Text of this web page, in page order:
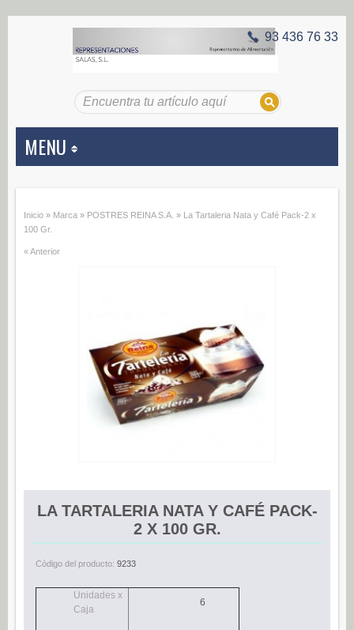
93 436 76 33
MENU
Encurtidos (29)
Ecológico (0)
Espárragos (0)
Boquerones (3)
Sardinillas (15)
CONSERVAS DULCES
Inicio » Marca » POSTRES REINA S.A. » La Tartaleria Nata y Café Pack-2 x
100 Gr.
« Anterior
LA TARTALERIA NATA Y CAFÉ PACK-
2 X 100 GR.
Código del producto: 9233
Unidades x
Caja
6